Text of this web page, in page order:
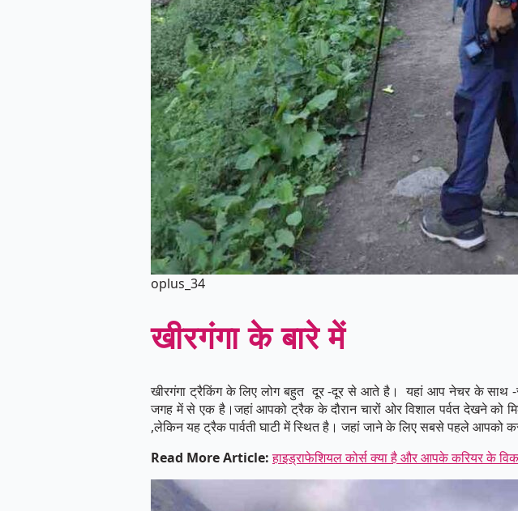
oplus_34
खीरगंगा के बारे में
खीरगंगा ट्रैकिंग के लिए लोग बहुत दूर -दूर से आते है। यहां आप नेचर के साथ
जगह में से एक है।जहां आपको ट्रैक के दौरान चारों ओर विशाल पर्वत देखने को
,लेकिन यह ट्रैक पार्वती घाटी में स्थित है। जहां जाने के लिए सबसे पहले आपको
Read More Article: हाइड्राफेशियल कोर्स क्या है और आपके करियर के